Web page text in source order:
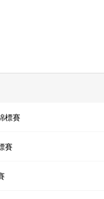
標賽
賽